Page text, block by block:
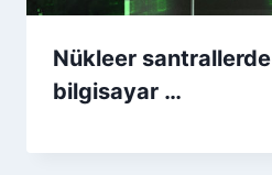
Nükleer santrallerde
bilgisayar …